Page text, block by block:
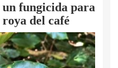
fungicida para
del café